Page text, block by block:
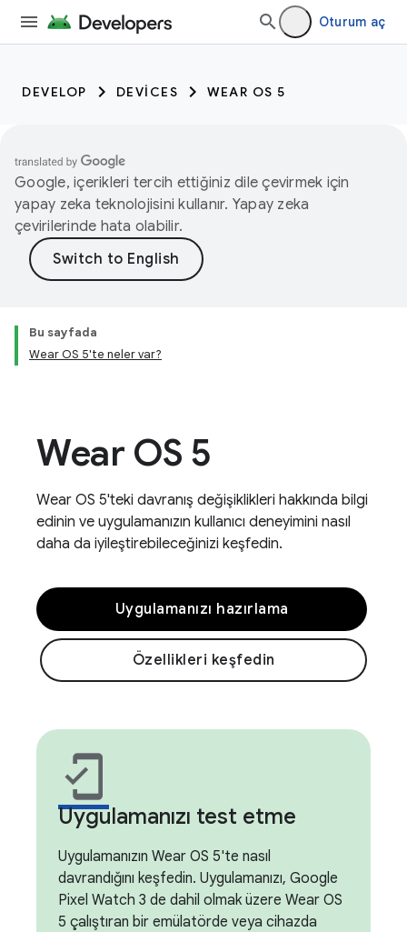
Oturum aç
DEVELOP DEVICES WEAR OS 5
Google, içerikleri tercih ettiğiniz dile çevirmek için
yapay zeka teknolojisini kullanır. Yapay zeka
çevirilerinde hata olabilir.
Bu sayfada
Wear OS 5'te neler var?
Wear OS 5
Wear OS 5'teki davranış değişiklikleri hakkında bilgi
edinin ve uygulamanızın kullanıcı deneyimini nasıl
daha da iyileştirebileceğinizi keşfedin.
Uygulamanızı hazırlama
Özellikleri keşfedin
mobile_friendly
Uygulamanızı test etme
Uygulamanızın Wear OS 5'te nasıl
davrandığını keşfedin. Uygulamanızı, Google
Pixel Watch 3 de dahil olmak üzere Wear OS
5 çalıştıran bir emülatörde veya cihazda